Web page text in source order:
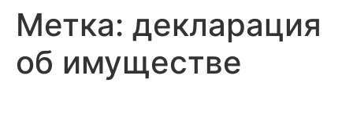
Метка: декларация
об имуществе